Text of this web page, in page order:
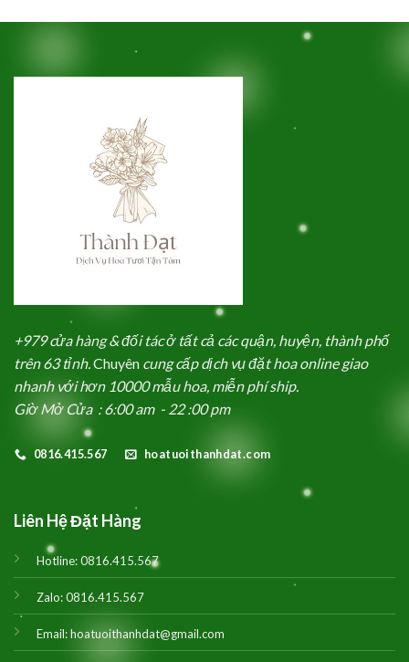
2,450,000₫.
+979 cửa hàng & đối tác ở tất cả các quận, huyện, thành phố
trên 63 tỉnh.Chuyên cung cấp dịch vụ đặt hoa online giao
nhanh với hơn 10000 mẫu hoa, miễn phí ship.
Giờ Mở Cửa : 6:00 am - 22 :00 pm
0816.415.567 hoatuoithanhdat.com
Liên Hệ Đặt Hàng
Hotline:0816.415.567
Zalo:0816.415.567
Email:hoatuoithanhdat@gmail.com